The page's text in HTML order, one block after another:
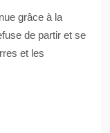
grâce à la
de partir et se
et les